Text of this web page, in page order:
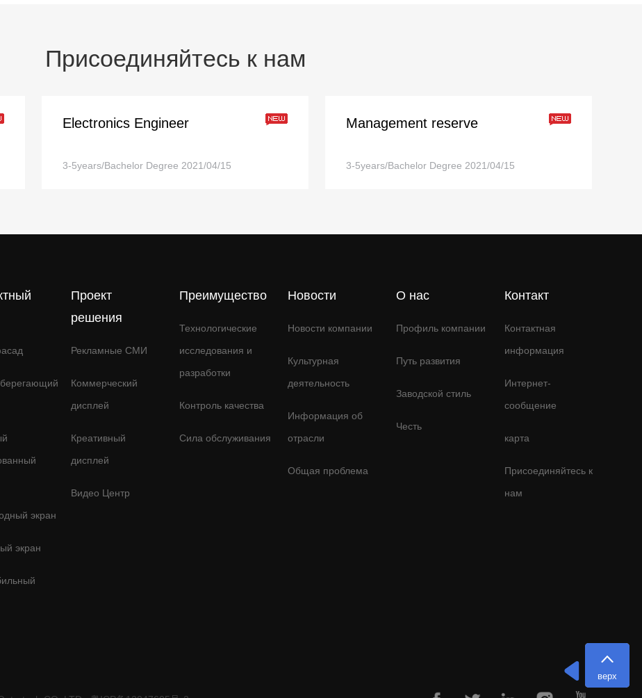
Присоединяйтесь к нам
Electronics Engineer
3-5years/Bachelor Degree 2021/04/15
Management reserve
3-5years/Bachelor Degree 2021/04/15
экран
экран
Проект
решения
Рекламные СМИ
Коммерческий
дисплей
Креативный
дисплей
Видео Центр
Преимущество
Технологические
исследования и
разработки
Контроль качества
Сила обслуживания
Новости
Новости компании
Культурная
деятельность
Информация об
отрасли
Общая проблема
О нас
Профиль компании
Путь развития
Заводской стиль
Честь
Контакт
Контактная
информация
Интернет-
сообщение
карта
Присоединяйтесь к
нам
верх